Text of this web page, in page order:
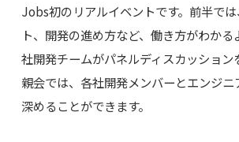
Jobs初のリアルイベントです。前半で
ト、開発の進め方など、働き方がわか
社開発チームがパネルディスカッション
親会では、各社開発メンバーとエンジニ
深めることができます。